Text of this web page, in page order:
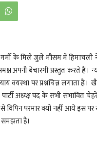
के मिले जुले मौसम में हिमाचली
समक्ष अपनी बेचारगी प्रस्तुत करते
वयस्था पर प्रश्नचिन्न लगाता
अध्य्क्ष पद के सभी संभावित
विपिन परमार क्यों नहीं आये इस
समझता है।